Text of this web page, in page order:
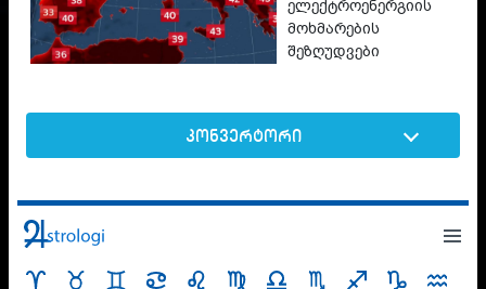
ელექტროენერგიის
მოხმარების
შეზღუდვები
კონვერტორი